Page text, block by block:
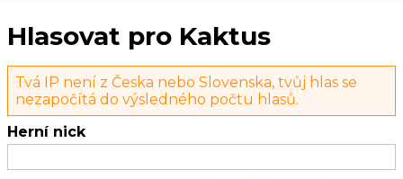
Hlasovat pro Kaktus
Tvá IP není z Česka nebo Slovenska, tvůj hlas se
nezapočítá do výsledného počtu hlasů.
Herní nick